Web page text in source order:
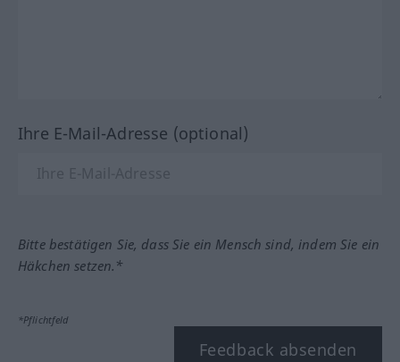
Ihre E-Mail-Adresse (optional)
Bitte bestätigen Sie, dass Sie ein Mensch sind, indem Sie ein
Häkchen setzen.*
*Pflichtfeld
Feedback absenden